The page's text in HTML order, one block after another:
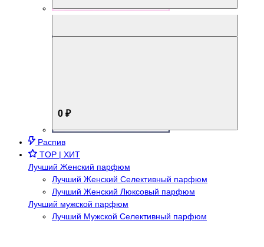
0 ₽
Распив
TOP | ХИТ
Лучший Женский парфюм
Лучший Женский Селективный парфюм
Лучший Женский Люксовый парфюм
Лучший мужской парфюм
Лучший Мужской Селективный парфюм